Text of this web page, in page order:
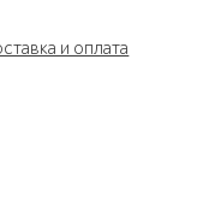
и оплата